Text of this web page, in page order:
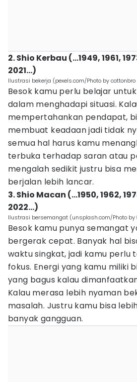
2. Shio Kerbau (…1949, 1961,
2021…)
Ilustrasi bekerja (pexels.com/Photo by
Besok kamu perlu belajar
dalam menghadapi situasi.
mempertahankan pendapat,
membuat keadaan jadi tidak
semua hal harus kamu
terbuka terhadap saran atau
mengalah sedikit justru bisa
berjalan lebih lancar.
3. Shio Macan (…1950, 1962,
2022…)
Ilustrasi bersemangat (unsplash.com/Photo by
Besok kamu punya semangat
bergerak cepat. Banyak hal
waktu singkat, jadi kamu perlu
fokus. Energi yang kamu miliki
yang bagus kalau
Kalau merasa lebih nyaman
masalah. Justru kamu bisa
banyak gangguan.